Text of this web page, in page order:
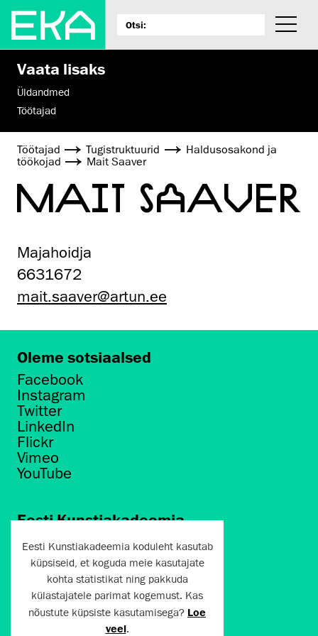
Vaata lisaks
Üldandmed
Töötajad
Töötajad Tugistruktuurid
Haldusosakond ja
töökojad
Mait Saaver
MAIT SAAVER
Majahoidja
6631672
mait.saaver@artun.ee
Oleme sotsiaalsed
Facebook
Instagram
Twitter
LinkedIn
Flickr
Vimeo
YouTube
Eesti Kunstiakadeemia
Põhja puiestee 7
Tallinn 10412
artun@artun.ee
+372 6267301
Liitu uudiskirjaga!
Eesti Kunstiakadeemia koduleht kasutab
küpsiseid, et koguda meie kasutajate
kohta statistikat ning pakkuda
külastajatele parimat kogemust. Kas
nõustute küpsiste kasutamisega? Loe
veel.